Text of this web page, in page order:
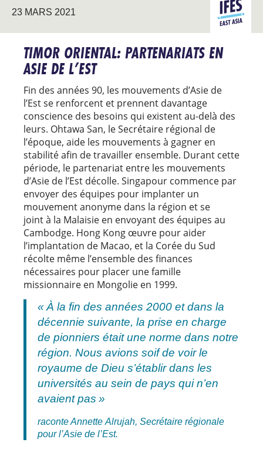
23 MARS 2021
ASIE DE
L’EST
TIMOR ORIENTAL: PARTENARIATS EN
ASIE DE L’EST
Fin des années 90, les mouvements d’Asie de
l’Est se renforcent et prennent davantage
conscience des besoins qui existent au-delà des
leurs. Ohtawa San, le Secrétaire régional de
l’époque, aide les mouvements à gagner en
stabilité afin de travailler ensemble. Durant cette
période, le partenariat entre les mouvements
d’Asie de l’Est décolle. Singapour commence par
envoyer des équipes pour implanter un
mouvement anonyme dans la région et se
joint à la Malaisie en envoyant des équipes au
Cambodge. Hong Kong œuvre pour aider
l’implantation de Macao, et la Corée du Sud
récolte même l’ensemble des finances
nécessaires pour placer une famille
missionnaire en Mongolie en 1999.
« À la fin des années 2000 et dans la
décennie suivante, la prise en charge
de pionniers était une norme dans notre
région. Nous avions soif de voir le
royaume de Dieu s’établir dans les
universités au sein de pays qui n’en
avaient pas »
raconte Annette Alrujah, Secrétaire régionale
pour l’Asie de l’Est.